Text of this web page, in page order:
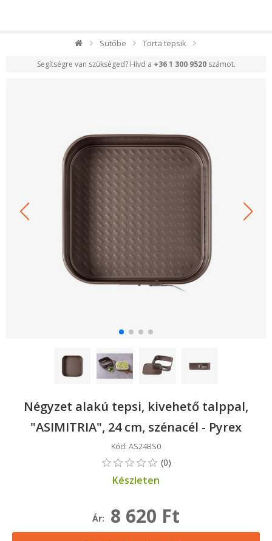
Sütőbe Torta tepsik
Segítségre van szükséged? Hívd a +36 1 300 9520számot.
Négyzet alakú tepsi, kivehető talppal,
"ASIMITRIA", 24 cm, szénacél - Pyrex
Kód: AS24BS0
Készleten
Ár: 8 620 Ft